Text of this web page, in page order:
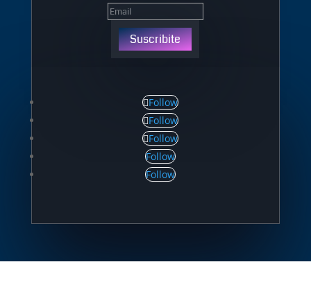
Suscribite
Follow
Follow
Follow
Follow
Follow